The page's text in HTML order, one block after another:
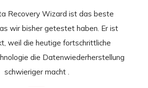
Recovery Wizard ist das beste
wir bisher getestet haben. Er ist
weil die heutige fortschrittliche
die Datenwiederherstellung
schwieriger macht .